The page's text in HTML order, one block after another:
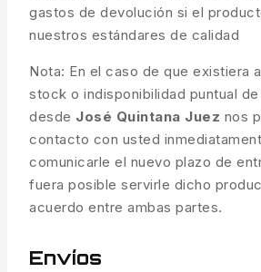
gastos de devolución si el
nuestros estándares de calidad
Nota: En el caso de que existiera
stock o indisponibilidad puntual
desde José Quintana Juez nos
contacto con usted
comunicarle el nuevo plazo de
fuera posible servirle dicho
acuerdo entre ambas partes.
Envíos